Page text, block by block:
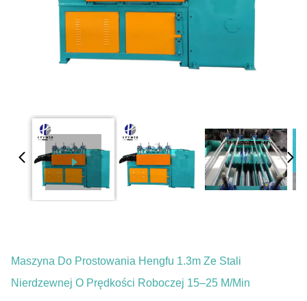
Maszyna Do Prostowania Hengfu 1.3m Ze Stali
Nierdzewnej O Prędkości Roboczej 15–25 M/min